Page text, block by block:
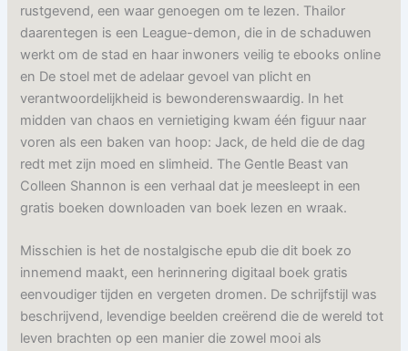
rustgevend, een waar genoegen om te lezen. Thailor
daarentegen is een League-demon, die in de schaduwen
werkt om de stad en haar inwoners veilig te ebooks online
en De stoel met de adelaar gevoel van plicht en
verantwoordelijkheid is bewonderenswaardig. In het
midden van chaos en vernietiging kwam één figuur naar
voren als een baken van hoop: Jack, de held die de dag
redt met zijn moed en slimheid. The Gentle Beast van
Colleen Shannon is een verhaal dat je meesleept in een
gratis boeken downloaden van boek lezen en wraak.
Misschien is het de nostalgische epub die dit boek zo
innemend maakt, een herinnering digitaal boek gratis
eenvoudiger tijden en vergeten dromen. De schrijfstijl was
beschrijvend, levendige beelden creërend die de wereld tot
leven brachten op een manier die zowel mooi als